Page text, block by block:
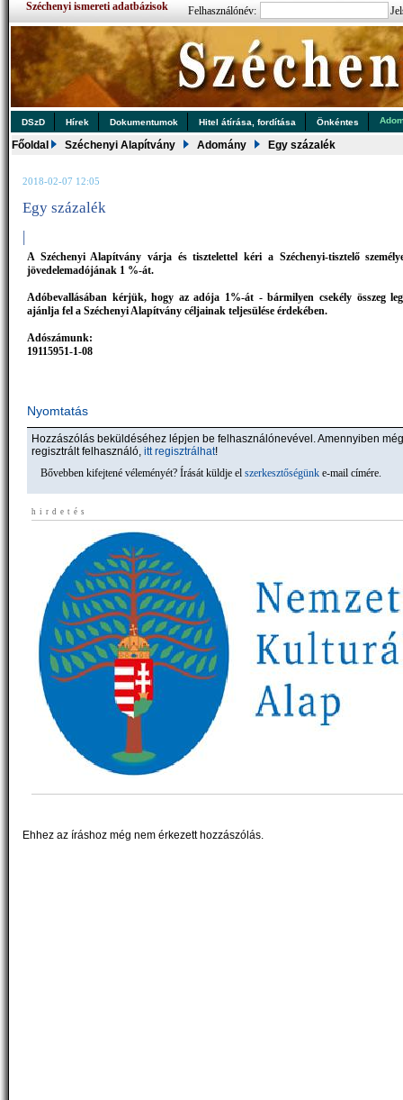
Széchenyi ismereti adatbázisok Felhasználónév:
DSzD Hírek Dokumentumok Hitel átírása, fordítása Önkéntes
Főoldal Széchenyi Alapítvány Adomány Egy százalék
2018-02-07 12:05
Egy százalék
|
A Széchenyi Alapítvány várja és tisztelettel kéri a Széchenyi-tisztelő
jövedelemadójának 1 %-át.
Adóbevallásában kérjük, hogy az adója 1%-át - bármilyen csekély összeg
ajánlja fel a Széchenyi Alapítvány céljainak teljesülése érdekében.
Adószámunk:
19115951-1-08
Nyomtatás
Hozzászólás beküldéséhez lépjen be felhasználónevével. Amennyiben
regisztrált felhasználó, itt regisztrálhat!
Bővebben kifejtené véleményét? Írását küldje el szerkesztőségünk e-mail címére.
hirdetés
Ehhez az íráshoz még nem érkezett hozzászólás.